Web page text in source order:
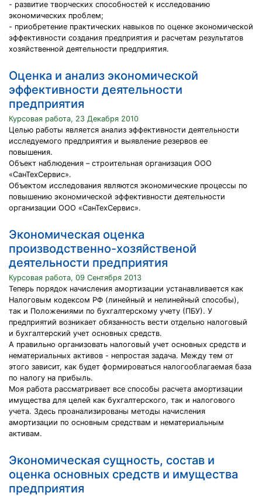
- развитие творческих способностей к исследованию
экономических проблем;
- приобретение практических навыков по оценке экономической
эффективности создания предприятия и расчетам результатов
хозяйственной деятельности предприятия.
Оценка и анализ экономической
эффективности деятельности
предприятия
Курсовая работа, 23 Декабря 2010
Целью работы является анализ эффективности деятельности
исследуемого предприятия и выявление резервов ее
повышения.
Объект наблюдения – строительная организация ООО
«СанТехСервис».
Объектом исследования являются экономические процессы по
повышению экономической эффективности деятельности
организации ООО «СанТехСервис».
Экономическая оценка
производственно-хозяйственой
деятельности предприятия
Курсовая работа, 09 Сентября 2013
Теперь порядок начисления амортизации устанавливается как
Налоговым кодексом РФ (линейный и нелинейный способы),
так и Положениями по бухгалтерскому учету (ПБУ). У
предприятий возникает обязанность вести отдельно налоговый
и бухгалтерский учет основных средств.
А правильно организовать налоговый учет основных средств и
нематериальных активов - непростая задача. Между тем от
этого зависит, как будет формироваться налогооблагаемая база
по налогу на прибыль.
Моя работа рассматривает все способы расчета амортизации
имущества для целей как бухгалтерского, так и налогового
учета. Здесь проанализированы методы начисления
амортизации по основным средствам и нематериальным
активам.
Экономическая сущность, состав и
оценка основных средств и имущества
предприятия